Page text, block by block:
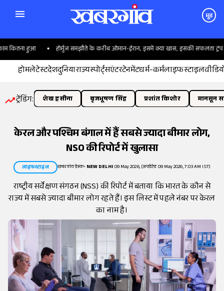
मूड
हुआ होर्मुज समझौते के करीब ओमान-ईरान, इसमें क्या खास; इसकी सफलता ट्रंप पर
होमलेटेस्टदेशदुनियाराज्यस्पोर्ट्सएंटरटेनमेंटधर्म-कर्मलाइफस्टाइल
ट्रेंडिंग: शेख हसीना बृजभूषण सिंह प्रशांत किशोर मानसून
केरल और पश्चिम बंगाल में हैं सबसे ज्यादा बीमार लोग,
NSO की रिपोर्ट में खुलासा
लाइफस्टाइल खबरगांव डेस्क• NEW DELHI09 May 2026, (अपडेटेड 09 May 2026, 7:03 AM IST)
राष्ट्रीय सर्वेक्षण संगठन (NSS) की रिपोर्ट में बताया कि भारत के कौन से
राज्य में सबसे ज्यादा बीमार लोग रहते हैं। इस लिस्ट में पहले नंबर पर केरल
का नाम है।